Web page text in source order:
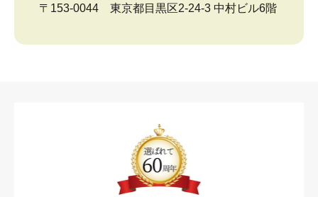
〒153-0044 東京都目黒区2-24-3 中村ビル6階